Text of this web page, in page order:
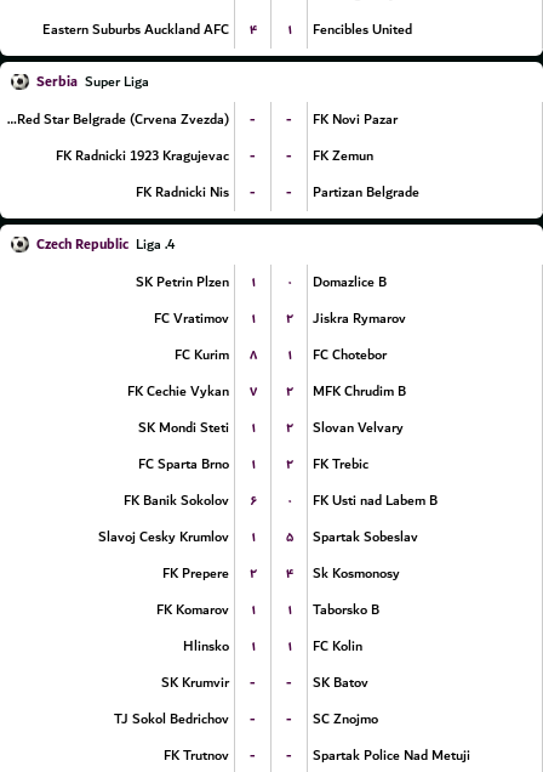
Eastern Suburbs Auckland AFC
۴ ۱ Fencibles United
Serbia Super Liga
FK Red Star Belgrade (Crvena Zvezda)
- -
FK Novi Pazar
FK Radnicki 1923 Kragujevac
- -
FK Zemun
FK Radnicki Nis
- - Partizan Belgrade
Czech Republic
4. Liga
SK Petrin Plzen
۱ ۰
Domazlice B
FC Vratimov
۱ ۲
Jiskra Rymarov
FC Kurim
۸ ۱
FC Chotebor
FK Cechie Vykan
۷ ۲
MFK Chrudim B
SK Mondi Steti
۱ ۲
Slovan Velvary
FC Sparta Brno
۱ ۲
FK Trebic
FK Banik Sokolov
۶ ۰
FK Usti nad Labem B
Slavoj Cesky Krumlov
۱ ۵
Spartak Sobeslav
FK Prepere
۲ ۴
Sk Kosmonosy
FK Komarov
۱ ۱
Taborsko B
Hlinsko
۱ ۱
FC Kolin
SK Krumvir
- -
SK Batov
TJ Sokol Bedrichov
- -
SC Znojmo
FK Trutnov
- -
Spartak Police Nad Metuji